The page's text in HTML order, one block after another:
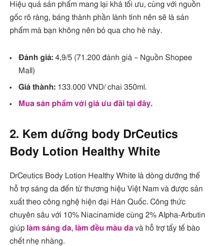
Hiệu quả sản phẩm mang lại khá tối ưu, cùng với nguồn
gốc rõ ràng, bảng thành phần lành tính nên sẽ là sản
phẩm mà bạn không nên bỏ qua cho hè này.
Đánh giá: 4,9/5 (71.200 đánh giá – Nguồn Shopee
Mall)
Giá thành: 133.000 VND/ chai 350ml.
Mua sản phẩm với giá ưu đãi tại đây.
2. Kem dưỡng body DrCeutics
Body Lotion Healthy White
DrCeutics Body Lotion Healthy White là dòng dưỡng thể
hỗ trợ sáng da đến từ thương hiệu Việt Nam và được sản
xuất theo công nghệ hiện đại Hàn Quốc. Công thức
chuyên sâu với 10% Niacinamide cùng 2% Alpha-Arbutin
giúp làm sáng da, làm đều màu da và hỗ trợ tẩy tế bào
chết nhẹ nhàng.